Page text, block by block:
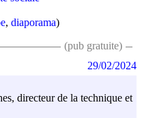
, diaporama)
(pub gratuite)
directeur de la technique et
29/02/2024